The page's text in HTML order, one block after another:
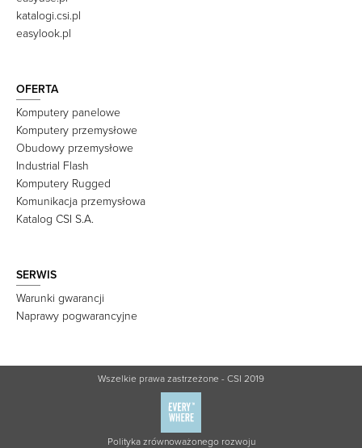
katalogi.csi.pl
easylook.pl
OFERTA
Komputery panelowe
Komputery przemysłowe
Obudowy przemysłowe
Industrial Flash
Komputery Rugged
Komunikacja przemysłowa
Katalog CSI S.A.
SERWIS
Warunki gwarancji
Naprawy pogwarancyjne
Wszelkie prawa zastrzeżone - CSI 2019
Polityka zrównoważonego rozwoju